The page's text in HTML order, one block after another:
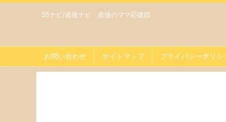
35ナビ/産後ナビ 産後のママ応援団
お問い合わせ サイトマップ プライバシーポリシ